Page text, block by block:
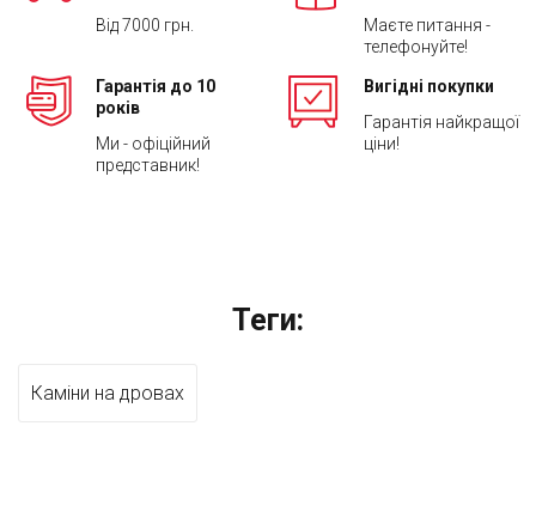
Від 7000 грн.
Маєте питання -
телефонуйте!
Гарантія до 10
років
Ми - офіційний
представник!
Вигідні покупки
Гарантія найкращої
ціни!
Теги:
Каміни на дровах